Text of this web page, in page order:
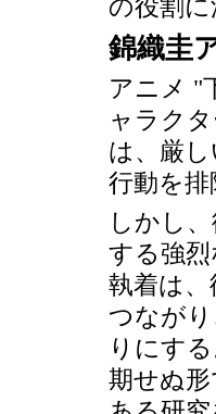
の役割
錦織圭
アニメ "
ャラク
は、厳
行動を
しかし
する強
執着は
つなが
りにす
期せぬ